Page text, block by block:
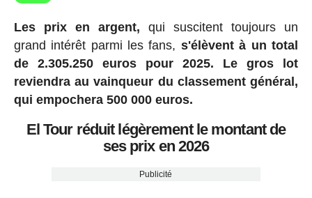
Les prix en argent, qui suscitent toujours un
grand intérêt parmi les fans, s'élèvent à un total
de 2.305.250 euros pour 2025.
Le gros lot
reviendra au vainqueur du classement général,
qui empochera 500 000 euros.
El Tour réduit légèrement le montant de
ses prix en 2026
Publicité